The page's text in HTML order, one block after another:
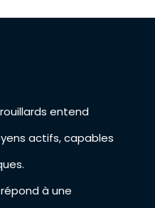
entend
actifs, capables
à une